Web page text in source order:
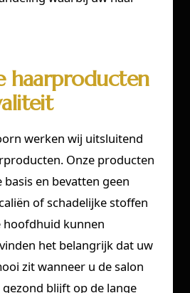
haarproducten
werken wij uitsluitend
Onze producten
en bevatten geen
of schadelijke stoffen
hoofdhuid kunnen
het belangrijk dat uw
zit wanneer u de salon
blijft op de lange